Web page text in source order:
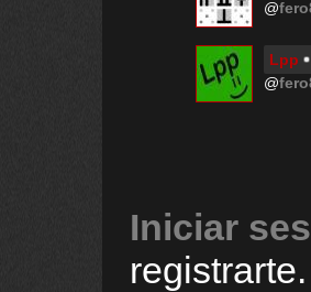
@
Lpp
@
Iniciar
registrarte.